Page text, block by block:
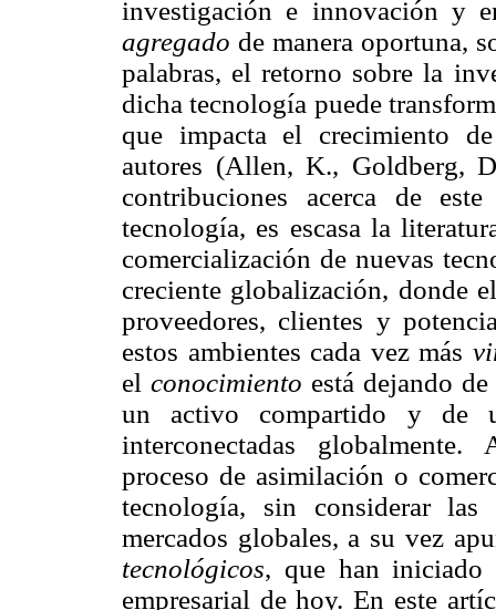
investigación e innovación y
agregado de manera oportuna,
palabras, el retorno sobre la
dicha tecnología puede
que impacta el crecimiento
autores (Allen, K., Goldberg,
contribuciones acerca de
tecnología, es escasa la
comercialización de nuevas
creciente globalización, donde
proveedores, clientes y
estos ambientes cada vez más
el conocimiento está dejando
un activo compartido y de
interconectadas
proceso de asimilación o
tecnología, sin considerar las
mercados globales, a su vez
tecnológicos, que han iniciado
empresarial de hoy. En este